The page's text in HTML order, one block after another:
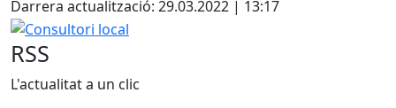
−
Darrera actualització: 29.03.2022 | 13:17
Consultori local
RSS
L'actualitat a un clic